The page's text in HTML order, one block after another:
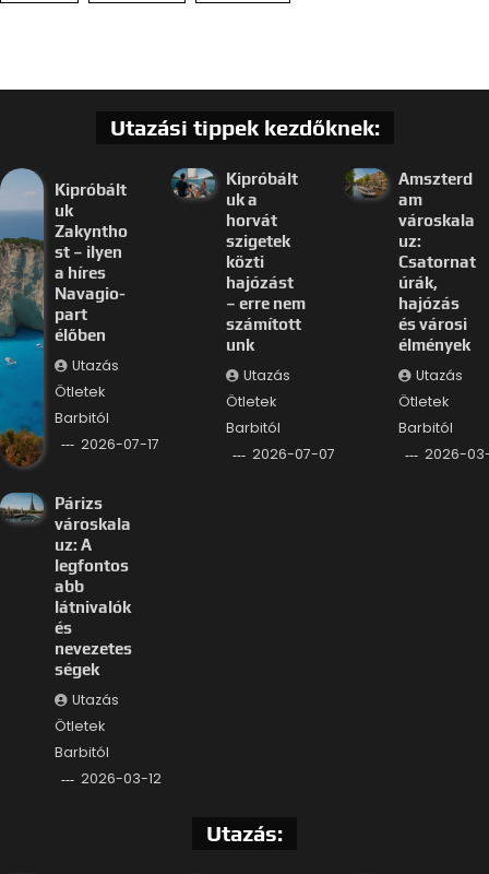
Utazási tippek kezdőknek:
Kipróbált
uk
Zakyntho
st – ilyen
a híres
Navagio-
part
élőben
Utazás
Ötletek
Barbitól
2026-07-17
Kipróbált
uk a
horvát
szigetek
közti
hajózást
– erre nem
számított
unk
Utazás
Ötletek
Barbitól
2026-07-07
Amszterd
am
városkala
uz:
Csatornat
úrák,
hajózás
és városi
élmények
Utazás
Ötletek
Barbitól
2026-
Párizs
városkala
uz: A
legfontos
abb
látnivalók
és
nevezetes
ségek
Utazás
Ötletek
Barbitól
2026-03-12
Utazás: